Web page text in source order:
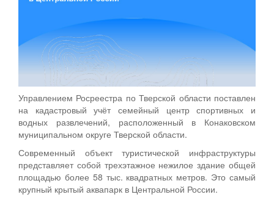
Управлением Росреестра по Тверской области поставлен
на кадастровый учёт семейный центр спортивных и
водных развлечений, расположенный в Конаковском
муниципальном округе Тверской области.
Современный объект туристической инфраструктуры
представляет собой трехэтажное нежилое здание общей
площадью более 58 тыс. квадратных метров. Это самый
крупный крытый аквапарк в Центральной России.